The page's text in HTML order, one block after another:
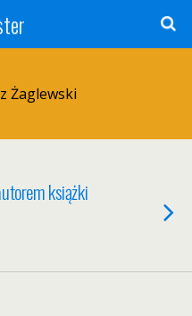
Żaglewski
książki